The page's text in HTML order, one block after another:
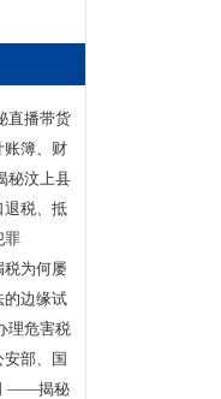
直播带货
账簿、财
秘汶上县
退税、抵
罪
为何屡
边缘试
理危害税
解释部、国
罪认罚从
——揭秘